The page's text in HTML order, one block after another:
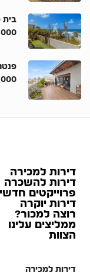
בית
פנטהאוז 3 חד’
דירות למכירה
דירות להשכרה
פרוייקטים
דירות יוקרה
רוצה למכור?
ממליצים עלינו
הצוות
דירות למכירה